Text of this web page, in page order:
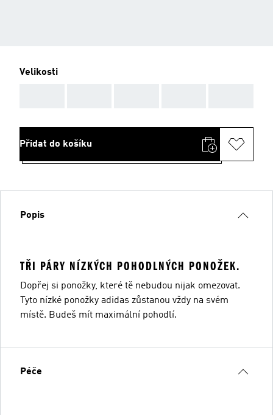
Velikosti
Přidat do košíku
Popis
TŘI PÁRY NÍZKÝCH POHODLNÝCH PONOŽEK.
Dopřej si ponožky, které tě nebudou nijak omezovat.
Tyto nízké ponožky adidas zůstanou vždy na svém
místě. Budeš mít maximální pohodlí.
Péče